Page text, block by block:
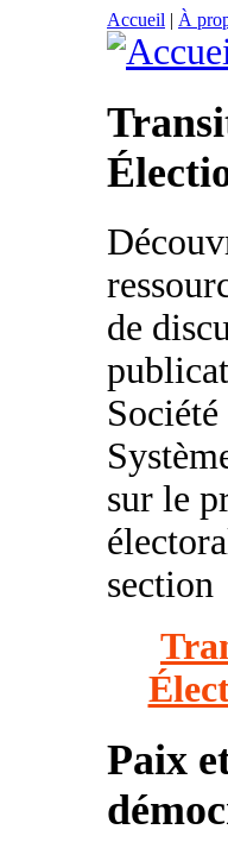
Accueil | À
de
sur le
section
Paix